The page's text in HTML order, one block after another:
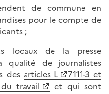
de commune en
pour le compte de
;
locaux de la presse
qualité de journalistes
des articles L
7111-3 et
travail
et qui sont